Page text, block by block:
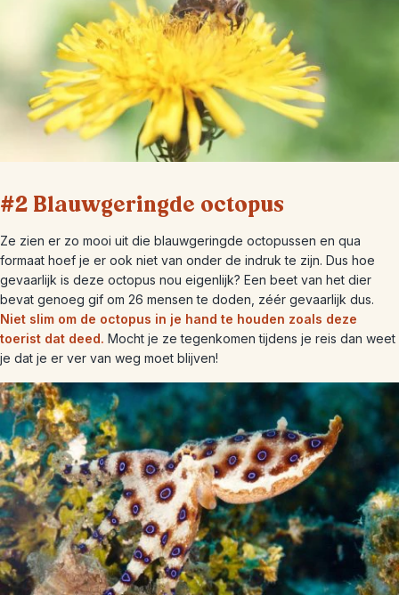
#2 Blauwgeringde octopus
Ze zien er zo mooi uit die blauwgeringde octopussen en qua
formaat hoef je er ook niet van onder de indruk te zijn. Dus hoe
gevaarlijk is deze octopus nou eigenlijk? Een beet van het dier
bevat genoeg gif om 26 mensen te doden, zéér gevaarlijk dus.
Niet slim om de octopus in je hand te houden zoals deze
toerist dat deed. Mocht je ze tegenkomen tijdens je reis dan weet
je dat je er ver van weg moet blijven!